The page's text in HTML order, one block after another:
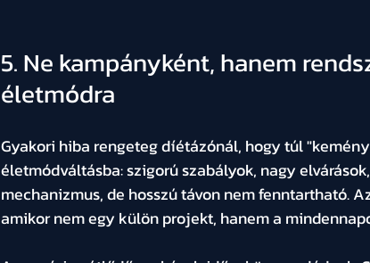
5. Ne kampányként, hanem
életmódra
Gyakori hiba rengeteg díétázónál, hogy túl
életmódváltásba: szigorú szabályok, nagy
mechanizmus, de hosszú távon nem fenntartható.
amikor nem egy külön projekt, hanem a